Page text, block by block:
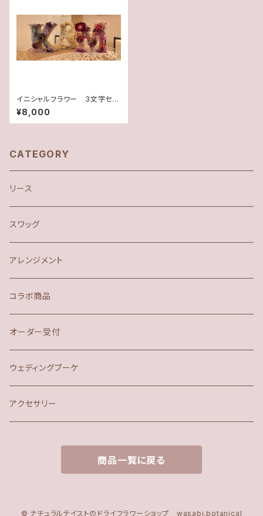
イニシャルフラワー 3文字セッ
ト
¥8,000
CATEGORY
リース
スワッグ
アレンジメント
コラボ商品
オーダー受付
ウェディングブーケ
アクセサリー
商品一覧に戻る
© ナチュラルテイストのドライフラワーショップ wasabi.botanical